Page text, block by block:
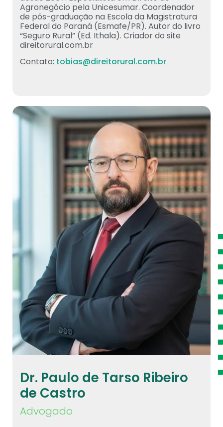
Agronegócio pela Unicesumar. Coordenador
de pós-graduação na Escola da Magistratura
Federal do Paraná (Esmafe/PR). Autor do livro
“Seguro Rural” (Ed. Ithala). Criador do site
direitorural.com.br
Contato: tobias@direitorural.com.br
Dr. Paulo de Tarso Ribeiro
de Castro
Advogado